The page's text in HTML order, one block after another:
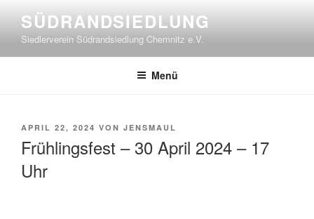
Inhalt
springen
SÜDRANDSIEDLUNG
Siedlerverein Südrandsiedlung Chemnitz e.V.
Menü
VERÖFFENTLICHT
APRIL 22, 2024 VON JENSMAUL
Frühlingsfest – 30 April 2024 – 17
Uhr